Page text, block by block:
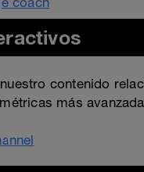
contenido
más